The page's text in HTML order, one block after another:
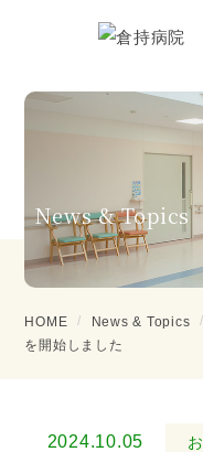
News & Topics
HOME News & Topics
を開始しました
2024.10.05